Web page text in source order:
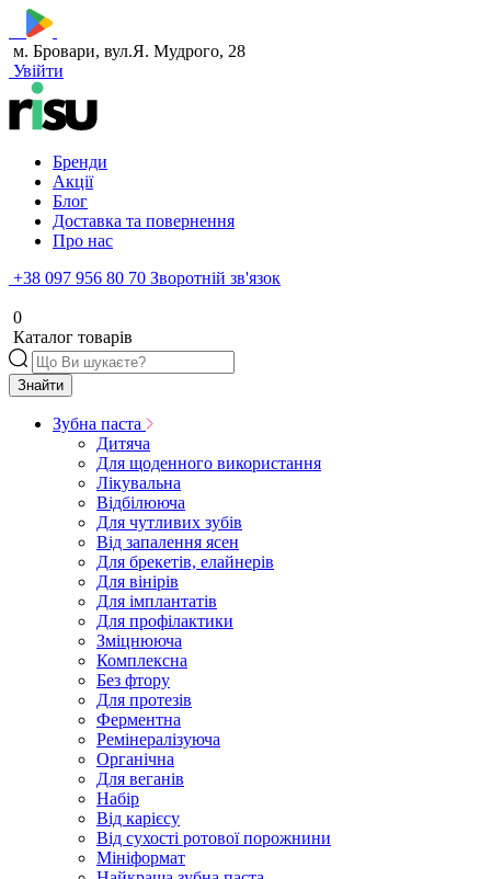
м. Бровари, вул.Я. Мудрого, 28
Увійти
Бренди
Акції
Блог
Доставка та повернення
Про нас
+38 097 956 80 70 Зворотній зв'язок
0
Каталог товарів
Знайти
Зубна паста
Дитяча
Для щоденного використання
Лікувальна
Відбілююча
Для чутливих зубів
Від запалення ясен
Для брекетів, елайнерів
Для вінірів
Для імплантатів
Для профілактики
Зміцнююча
Комплексна
Без фтору
Для протезів
Ферментна
Ремінералізуюча
Органічна
Для веганів
Набір
Від карієсу
Від сухості ротової порожнини
Мініформат